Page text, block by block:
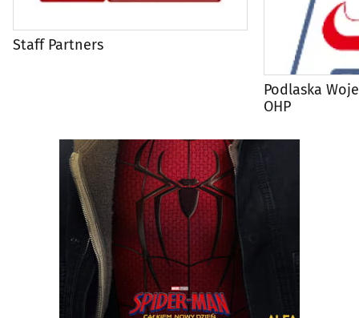
Staff Partners
Podlaska
OHP